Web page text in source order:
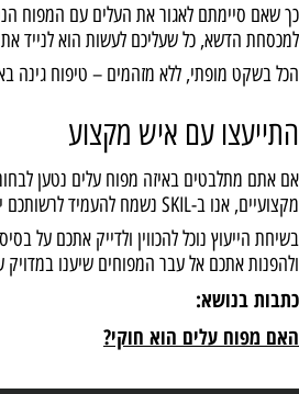
כך שאם סיימתם לאגור את העלים עם המפוח
למכסחת הדשא, כל שעליכם לעשות הוא לנייד
הכל בשקט מופתי, ללא מזהמים – טיפוח גינה
התייעצו עם איש מקצוע
אם אתם מתלבטים באיזה מפוח עלים נטען לבחור,
מקצועיים, אנו ב-SKIL נשמח להעמיד לרשותכם יועץ טכני מקצועי.
בשיחת הייעוץ נוכל להכווין ולדייק אתכם על
ולהפנות אתכם אל עבר המפוחים שיענו במדויק
כתבות בנושא:
האם מפוח עלים הוא חוקי?